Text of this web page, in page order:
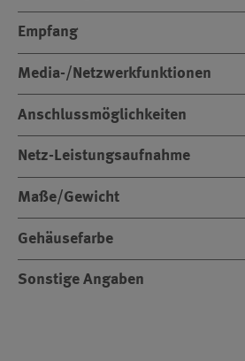
Empfang
Media-/Netzwerkfunktionen
Anschlussmöglichkeiten
Netz-Leistungsaufnahme
Maße/Gewicht
Gehäusefarbe
Sonstige Angaben